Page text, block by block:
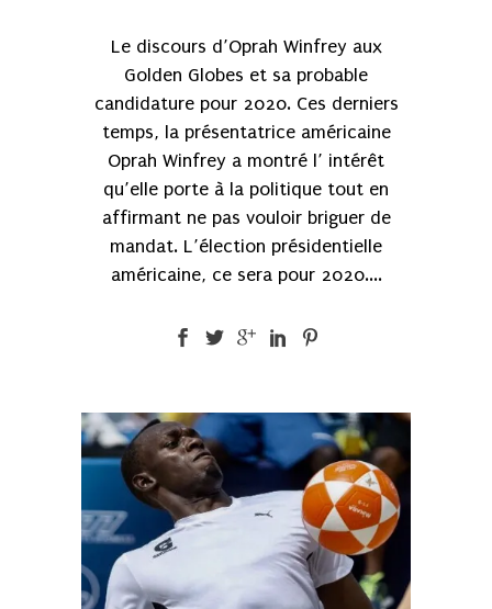
Le discours d’Oprah Winfrey aux
Golden Globes et sa probable
candidature pour 2020. Ces derniers
temps, la présentatrice américaine
Oprah Winfrey a montré l’ intérêt
qu’elle porte à la politique tout en
affirmant ne pas vouloir briguer de
mandat. L’élection présidentielle
américaine, ce sera pour 2020....